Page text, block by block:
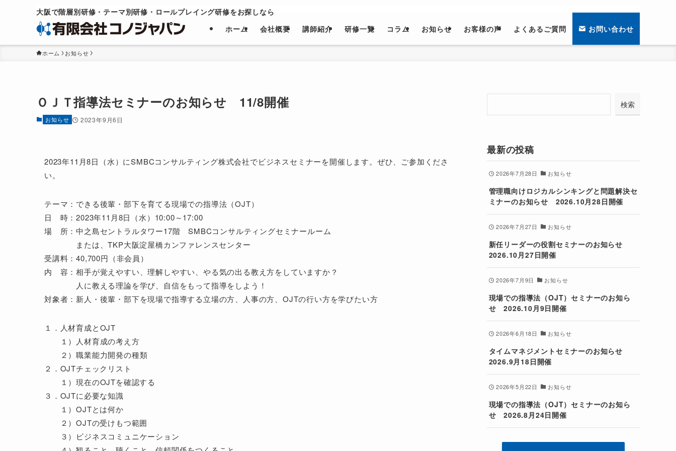
大阪で階層別研修・テーマ別研修・ ロールプレイング研修をお探しなら
ホーム
会社概要 講師紹介 研修一覧 コラム お知らせ お客様の声 よくあるご質問 お問い合わせ
ホーム お知らせ
ＯＪＴ指導法セミナーのお知らせ 11/8開催
お知らせ 2023年9月6日
2023年11月8日（水）にSMBCコンサルティング株式会社でビジネスセミナーを開催します。ぜひ、ご参加くださ
い。
テーマ：できる後輩・部下を育てる現場での指導法（OJT）
日 時：2023年11月8日（水）10:00～17:00
場 所：中之島セントラルタワー17階 SMBCコンサルティングセミナールーム
または、TKP大阪淀屋橋カンファレンスセンター
受講料：40,700円（非会員）
内 容：相手が覚えやすい、理解しやすい、やる気の出る教え方をしていますか？
人に教える理論を学び、自信をもって指導をしよう！
対象者：新人・後輩・部下を現場で指導する立場の方、人事の方、OJTの行い方を学びたい方
１．人材育成とOJT
１）人材育成の考え方
２）職業能力開発の種類
２．OJTチェックリスト
１）現在のOJTを確認する
３．OJTに必要な知識
１）OJTとは何か
２）OJTの受けもつ範囲
３）ビジネスコミュニケーション
検索
最新の投稿
2026年7月28日 お知らせ
管理職向けロジカルシンキングと問題解決セ
ミナーのお知らせ 2026.10月28日開催
2026年7月27日 お知らせ
新任リーダーの役割セミナーのお知らせ
2026.10月27日開催
2026年7月9日 お知らせ
現場での指導法（OJT）セミナーのお知ら
せ 2026.10月9日開催
2026年6月18日 お知らせ
タイムマネジメントセミナーのお知らせ
2026.9月18日開催
2026年5月22日 お知らせ
現場での指導法（OJT）セミナーのお知ら
せ 2026.8月24日開催